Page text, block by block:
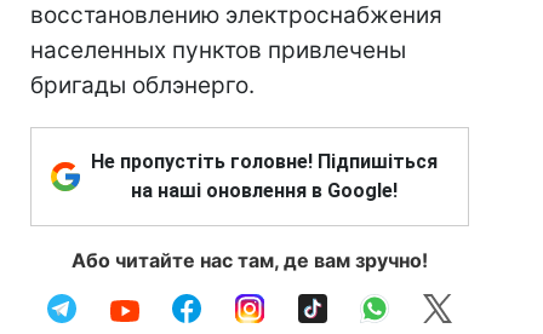
восстановлению электроснабжения
населенных пунктов привлечены
бригады облэнерго.
Не пропустіть головне! Підпишіться
на наші оновлення в Google!
Або читайте нас там, де вам зручно!